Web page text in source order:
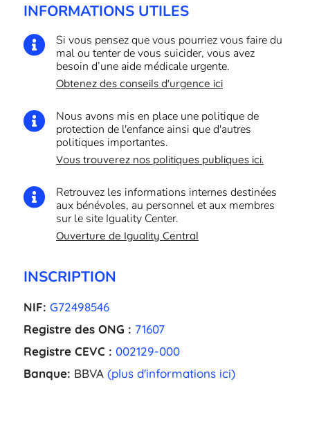
INFORMATIONS UTILES

Si vous pensez que vous pourriez vous faire du
mal ou tenter de vous suicider, vous avez
besoin d’une aide médicale urgente.
Obtenez des conseils d'urgence ici

Nous avons mis en place une politique de
protection de l'enfance ainsi que d'autres
politiques importantes.
Vous trouverez nos politiques publiques ici.

Retrouvez les informations internes destinées
aux bénévoles, au personnel et aux membres
sur le site Iguality Center.
Ouverture de Iguality Central
INSCRIPTION
NIF: G72498546
Registre des ONG : 71607
Registre CEVC : 002129-000
Banque: BBVA (plus d'informations ici)